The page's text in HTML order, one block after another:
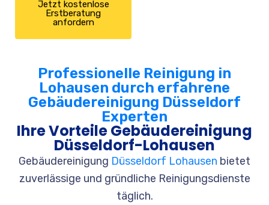
Jetzt kostenlose
Erstberatung
anfordern
Professionelle Reinigung in
Lohausen durch erfahrene
Gebäudereinigung Düsseldorf
Experten
Ihre Vorteile Gebäudereinigung
Düsseldorf-Lohausen
Gebäudereinigung Düsseldorf Lohausen bietet
zuverlässige und gründliche Reinigungsdienste
täglich.